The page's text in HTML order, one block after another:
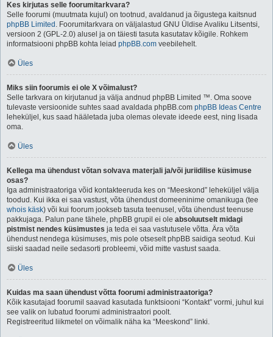
Kes kirjutas selle foorumitarkvara?
Selle foorumi (muutmata kujul) on tootnud, avaldanud ja õigustega kaitsnud
phpBB Limited . Foorumitarkvara on väljalastud GNU Üldise Avaliku Litsentsi,
versioon 2 (GPL-2.0) alusel ja on täiesti tasuta kasutatav kõigile. Rohkem
informatsiooni phpBB kohta leiad phpBB.com veebilehelt.
Üles
Miks siin foorumis ei ole X võimalust?
Selle tarkvara on kirjutanud ja välja andnud phpBB Limited ™. Oma soove
tulevaste versioonide suhtes saad avaldada phpBB.com phpBB Ideas Centre
leheküljel, kus saad hääletada juba olemas olevate ideede eest, ning lisada
oma.
Üles
Kellega ma ühendust võtan solvava materjali ja/või juriidilise küsimuse
osas?
Iga administraatoriga võid kontakteeruda kes on “Meeskond” leheküljel välja
toodud. Kui ikka ei saa vastust, võta ühendust domeeninime omanikuga (tee
whois käsk) või kui foorum jookseb tasuta teenusel, võta ühendust teenuse
pakkujaga. Palun pane tähele, phpBB grupil ei ole absoluutselt midagi
pistmist nendes küsimustes ja teda ei saa vastutusele võtta. Ära võta
ühendust nendega küsimuses, mis pole otseselt phpBB saidiga seotud. Kui
siiski saadad neile sedasorti probleemi, võid mitte vastust saada.
Üles
Kuidas ma saan ühendust võtta foorumi administraatoriga?
Kõik kasutajad foorumil saavad kasutada funktsiooni “Kontakt” vormi, juhul kui
see valik on lubatud foorumi administraatori poolt.
Registreeritud liikmetel on võimalik näha ka “Meeskond” linki.